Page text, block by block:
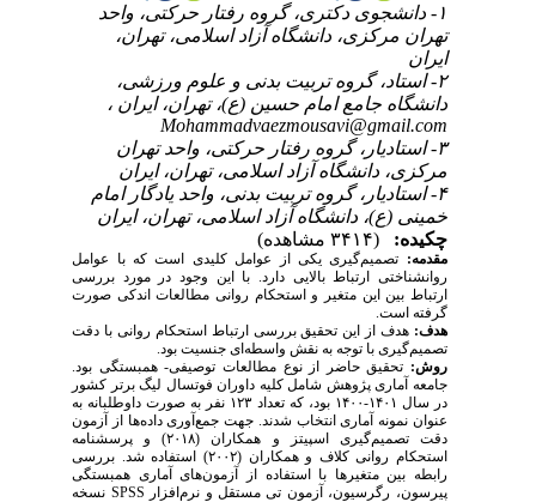
۱- دانشجوی دکتری، گروه رفتار حرکتی، واحد
تهران مرکزی، دانشگاه آزاد اسلامی، تهران،
ایران
۲- استاد، گروه تربیت بدنی و علوم ورزشی،
دانشگاه جامع امام حسین (ع)، تهران، ایران ،
Mohammadvaezmousavi@gmail.com
۳- استادیار، گروه رفتار حرکتی، واحد تهران
مرکزی، دانشگاه آزاد اسلامی، تهران، ایران
۴- استادیار، گروه تربیت بدنی، واحد یادگار امام
خمینی (ع)، دانشگاه آزاد اسلامی، تهران، ایران
چکیده:
مقدمه:تصمیم‌گیری یکی از عوامل کلیدی است که با عوامل
روانشناختی ارتباط بالایی دارد. با این وجود در مورد بررسی
ارتباط بین این متغیر و استحکام روانی مطالعات اندکی صورت
گرفته است.
هدف:هدف از این تحقیق بررسی ارتباط استحکام روانی با دقت
تصمیم‌گیری با توجه به نقش واسطه‌­ای جنسیت بود.
روش:تحقیق حاضر از نوع مطالعات توصیفی- همبستگی بود.
جامعه آماری پژوهش شامل کلیه داوران فوتسال لیگ برتر کشور
در سال ۱۴۰۱-۱۴۰۰ بود، که تعداد ۱۲۳ نفر به صورت داوطلبانه به
عنوان نمونه آماری انتخاب شدند. جهت جمع‌آوری داده‌ها از آزمون
دقت تصمیم‌گیری اسپیتز و همکاران (۲۰۱۸) و پرسشنامه
استحکام روانی کلاف و همکاران (۲۰۰۲) استفاده شد. بررسی
رابطه بین متغیرها با استفاده از آزمون­‌های آماری همبستگی
پیرسون، رگرسیون، آزمون تی مستقل و نرم‌افزار SPSSنسخه